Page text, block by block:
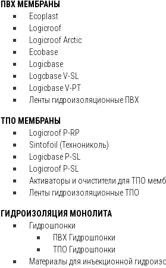
ПВХ МЕМБРАНЫ
Ecoplast
Logicroof
Logicroof Arctic
Ecobase
Logicbase
Logcbase V-SL
Logicbase V-PT
Ленты гидроизоляционные ПВХ
ТПО МЕМБРАНЫ
Logicroof P-RP
Sintofoil (Технониколь)
Logicbase P-SL
Logicroof P-SL
Активаторы и очистители для ТПО
Ленты гидроизоляционные ТПО
ГИДРОИЗОЛЯЦИЯ МОНОЛИТА
Гидрошпонки
ПВХ Гидрошпонки
ТПО Гидрошпонки
Материалы для инъекционной